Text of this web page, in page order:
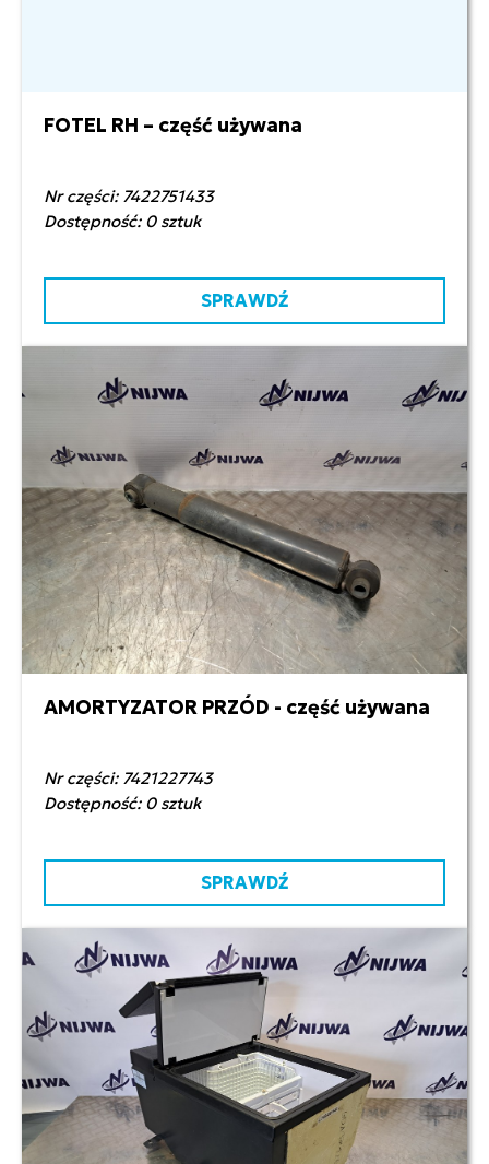
1 900,00 zł netto
FOTEL RH – część używana
Nr części: 7422751433
Dostępność: 0 sztuk
SPRAWDŹ
250,00 zł netto
AMORTYZATOR PRZÓD - część używana
Nr części: 7421227743
Dostępność: 0 sztuk
SPRAWDŹ